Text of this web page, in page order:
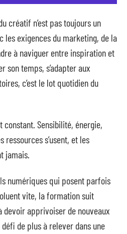
créatif n’est pas toujours un
les exigences du marketing, de la
à naviguer entre inspiration et
son temps, s’adapter aux
c’est le lot quotidien du
constant. Sensibilité, énergie,
s’usent, et les
jamais.
numériques qui posent parfois
vite, la formation suit
devoir apprivoiser de nouveaux
de plus à relever dans une